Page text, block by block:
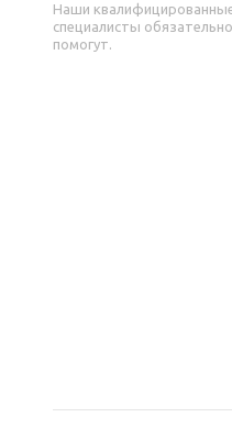
Наши
специалисты
помогут.